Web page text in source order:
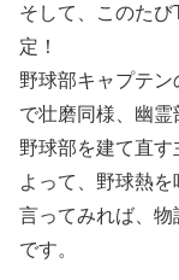
そして、このた
定！
野球部キャプテ
で壮磨同様、幽霊
野球部を建て直
よって、野球熱を
言ってみれば、物
です。